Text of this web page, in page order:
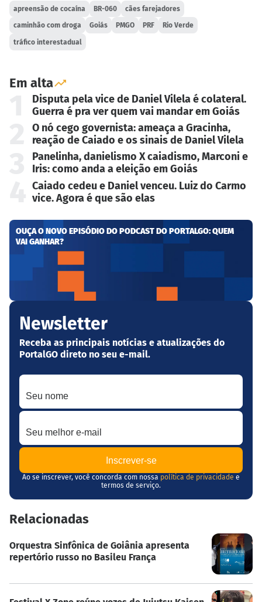
apreensão de cocaína BR-060 cães farejadores
caminhão com droga Goiás PMGO PRF Rio Verde
tráfico interestadual
Em alta
Disputa pela vice de Daniel Vilela é colateral.
Guerra é pra ver quem vai mandar em Goiás
O nó cego governista: ameaça a Gracinha,
reação de Caiado e os sinais de Daniel Vilela
Panelinha, danielismo X caiadismo, Marconi e
Iris: como anda a eleição em Goiás
Caiado cedeu e Daniel venceu. Luiz do Carmo
vice. Agora é que são elas
OUÇA O NOVO EPISÓDIO DO PODCAST DO PORTALGO: QUEM
VAI GANHAR?
Newsletter
Receba as principais notícias e atualizações do
PortalGO direto no seu e-mail.
Seu nome
Seu melhor e-mail
Ao se inscrever, você concorda com nossa política de privacidade e
termos de serviço.
Relacionadas
Orquestra Sinfônica de Goiânia apresenta
repertório russo no Basileu França